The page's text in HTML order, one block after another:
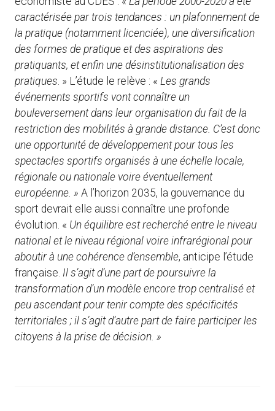
caractérisée par trois tendances : un plafonnement de
la pratique (notamment licenciée), une diversification
des formes de pratique et des aspirations des
pratiquants, et enfin une désinstitutionalisation des
pratiques. » L’étude le relève : « Les grands
événements sportifs vont connaître un
bouleversement dans leur organisation du fait de la
restriction des mobilités à grande distance. C’est donc
une opportunité de développement pour tous les
spectacles sportifs organisés à une échelle locale,
régionale ou nationale voire éventuellement
européenne. » A l’horizon 2035, la gouvernance du
sport devrait elle aussi connaître une profonde
évolution. « Un équilibre est recherché entre le niveau
national et le niveau régional voire infrarégional pour
aboutir à une cohérence d’ensemble, anticipe l’étude
française. Il s’agit d’une part de poursuivre la
transformation d’un modèle encore trop centralisé et
peu ascendant pour tenir compte des spécificités
territoriales ; il s’agit d’autre part de faire participer les
citoyens à la prise de décision. »